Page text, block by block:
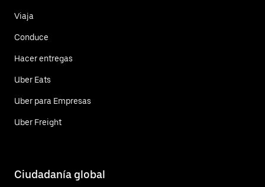
Viaja
Conduce
Hacer entregas
Uber Eats
Uber para Empresas
Uber Freight
Ciudadanía global